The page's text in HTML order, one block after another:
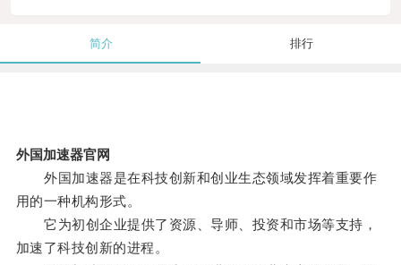
简介 排行
外国加速器官网
外国加速器是在科技创新和创业生态领域发挥着重要作
用的一种机构形式。
它为初创企业提供了资源、导师、投资和市场等支持，
加速了科技创新的进程。